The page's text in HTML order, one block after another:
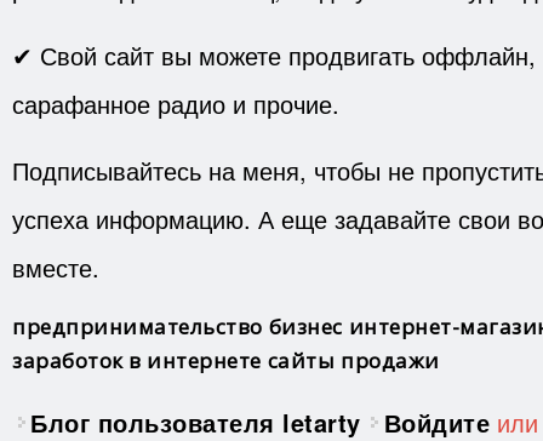
✔ Свой сайт вы можете продвигать оффлайн,
сарафанное радио и прочие.
Подписывайтесь на меня, чтобы не
успеха информацию. А еще задавайте свои
вместе.
предпринимательство бизнес интернет-
заработок в интернете сайты продажи
Блог пользователя letarty Войдите